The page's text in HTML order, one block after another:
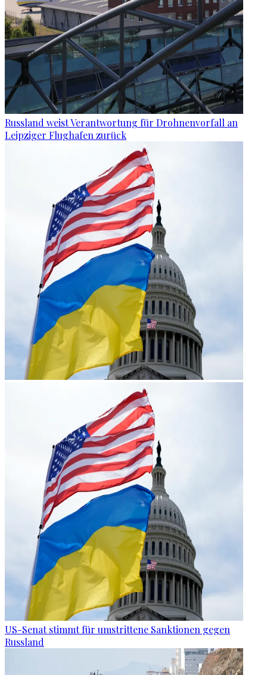
Russland weist Verantwortung für Drohnenvorfall an
Leipziger Flughafen zurück
US-Senat stimmt für umstrittene Sanktionen gegen
Russland